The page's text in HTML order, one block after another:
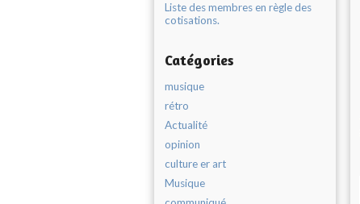
Liste des membres en règle des
cotisations.
Catégories
musique
rétro
Actualité
opinion
culture er art
Musique